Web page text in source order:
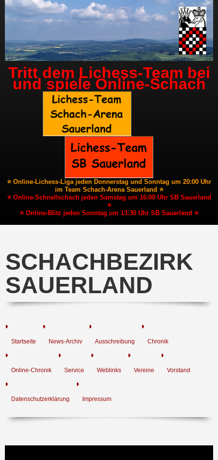
Tritt dem Lichess-Team bei
und spiele Online-Schach
⭐ Online-Lichess-Liga jeden Donnerstag und Sonntag um 20:00 Uhr
im Team Schach-Arena Sauerland ⭐
⭐ Online-Schnellschach jeden Samstag um 16:00 Uhr SB Sauerland
⭐
⭐ Online-Blitz jeden Sonntag um 13:30 Uhr SB Sauerland ⭐
SCHACHBEZIRK
SAUERLAND
Startseite News-Archiv Ausschreibung Chronik
Online-Chronik Service Weblinks Vereine Vorstand
Datenschutzerklärung Impressum